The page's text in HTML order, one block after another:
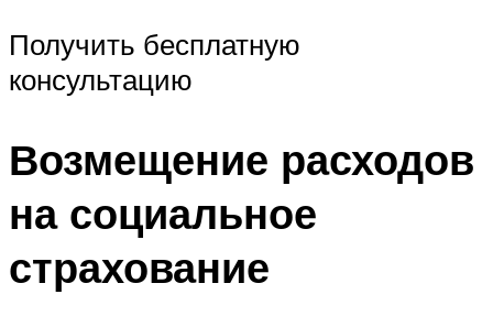
Получить бесплатную
консультацию
Возмещение расходов
на социальное
страхование